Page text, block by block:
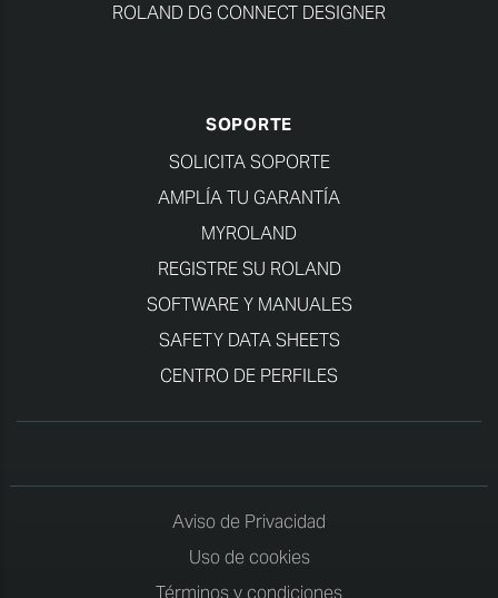
ROLAND DG CONNECT DESIGNER
SOPORTE
SOLICITA SOPORTE
AMPLÍA TU GARANTÍA
MYROLAND
REGISTRE SU ROLAND
SOFTWARE Y MANUALES
SAFETY DATA SHEETS
CENTRO DE PERFILES
Aviso de Privacidad
Uso de cookies
Términos y condiciones